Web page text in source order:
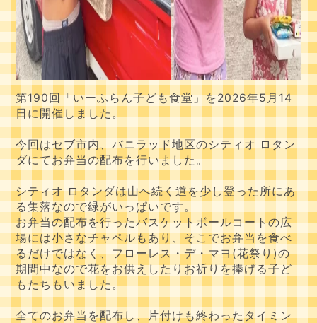
第190回「いーふらん子ども食堂」を2026年5月14
日に開催しました。
今回はセブ市内、バニラッド地区のシティオ ロタン
ダにてお弁当の配布を行いました。
シティオ ロタンダは山へ続く道を少し登った所にあ
る集落なので緑がいっぱいです。
お弁当の配布を行ったバスケットボールコートの広
場には小さなチャペルもあり、そこでお弁当を食べ
るだけではなく、フローレス・デ・マヨ(花祭り)の
期間中なので花をお供えしたりお祈りを捧げる子ど
もたちもいました。
全てのお弁当を配布し、片付けも終わったタイミン